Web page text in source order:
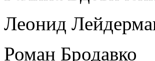
Леонид
Роман Бродавко